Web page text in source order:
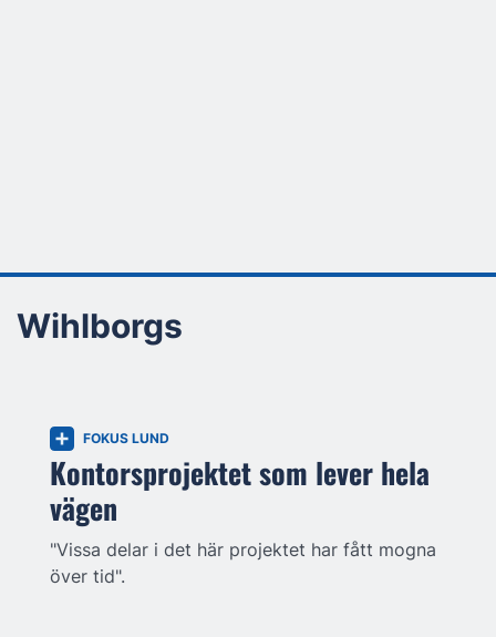
Wihlborgs
FOKUS LUND
Kontorsprojektet som lever hela
vägen
"Vissa delar i det här projektet har fått mogna
över tid".